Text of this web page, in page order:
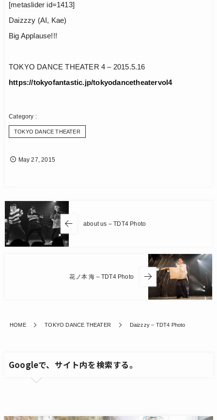
[metaslider id=1413]
Daizzzy (AI, Kae)
Big Applause!!!
TOKYO DANCE THEATER 4 – 2015.5.16
https://tokyofantastic.jp/tokyodancetheatervol4
TOKYO DANCE THEATER
May 27 ,2015
about us – TDT4 Photo
花ノ本 海 – TDT4 Photo
HOME TOKYO DANCE THEATER Daizzzy – TDT4 Photo
Googleで、サイト内を検索する。